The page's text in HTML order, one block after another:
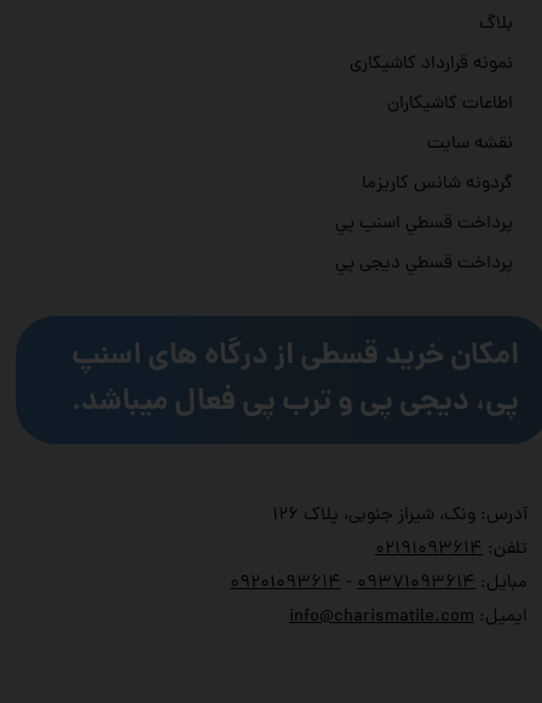
آدرس: ونک، شیراز جنوبی، پلاک ۱۲۶
تلفن:
۰۲۱۹۱۰۹۳۶۱۴
مبایل:
۰۹۳۷۱۰۹۳۶۱۴ - ۰۹۲۰۱۰۹۳۶۱۴
ایمیل:info@charismatile.com
بلاگ
نمونه قرارداد کاشیکاری
اطاعات کاشیکاران
نقشه سایت
گردونه شانس کاریزما
پرداخت قسطي اسنپ پي
پرداخت قسطي دیجی پي
امکان خرید قسطی از درگاه های اسنپ
پی، دیجی پی و ترب پی فعال میباشد.